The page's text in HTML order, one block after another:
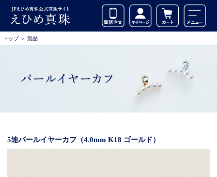
トップ ＞ 製品
5連パールイヤーカフ（4.0mm K18 ゴールド）